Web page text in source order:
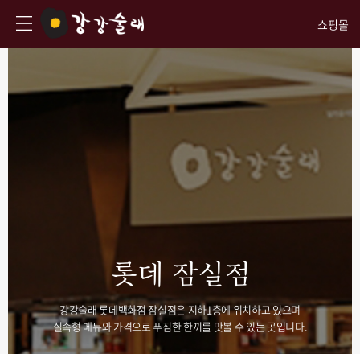
쇼핑몰
롯데 잠실점
강강술래 롯데백화점 잠실점은 지하1층에 위치하고 있으며
실속형 메뉴와 가격으로 푸짐한 한끼를 맛볼 수 있는 곳입니다.